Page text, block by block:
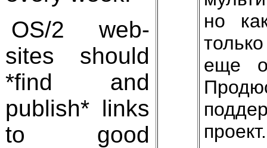
OS/2 web-
sites should
*find and
publish* links
to good
но
еще
проект.